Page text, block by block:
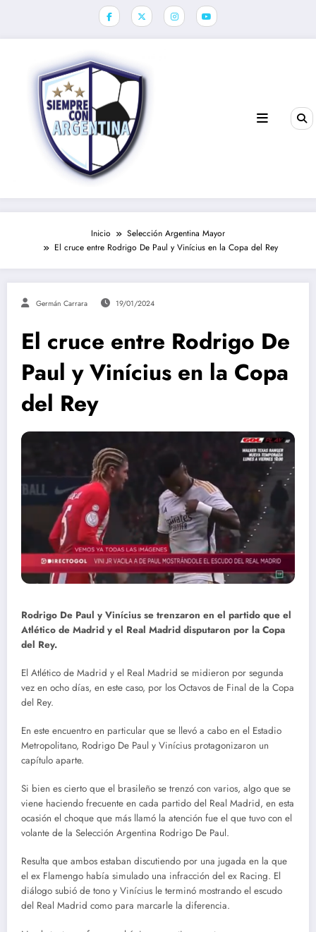
Inicio
Selección Argentina Mayor
El cruce entre Rodrigo De Paul y Vinícius en la Copa del Rey
Germán Carrara 19/01/2024
El cruce entre Rodrigo De
Paul y Vinícius en la Copa
del Rey
Rodrigo De Paul y Vinícius se trenzaron en el partido que el
Atlético de Madrid y el Real Madrid disputaron por la Copa
del Rey.
El Atlético de Madrid y el Real Madrid se midieron por segunda
vez en ocho días, en este caso, por los Octavos de Final de la Copa
del Rey.
En este encuentro en particular que se llevó a cabo en el Estadio
Metropolitano, Rodrigo De Paul y Vinícius protagonizaron un
capítulo aparte.
Si bien es cierto que el brasileño se trenzó con varios, algo que se
viene haciendo frecuente en cada partido del Real Madrid, en esta
ocasión el choque que más llamó la atención fue el que tuvo con el
volante de la Selección Argentina Rodrigo De Paul.
Resulta que ambos estaban discutiendo por una jugada en la que
el ex Flamengo había simulado una infracción del ex Racing. El
diálogo subió de tono y Vinícius le terminó mostrando el escudo
del Real Madrid como para marcarle la diferencia.